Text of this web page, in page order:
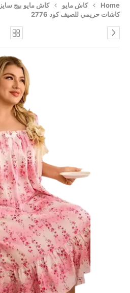
Home كاش مايو
كاش مايو بيج سايز
كاشات حريمي للصيف كود 2776